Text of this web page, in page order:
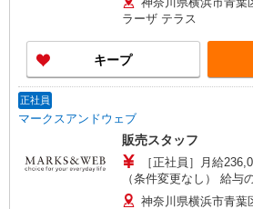
ラーザ テラス
キープ
正社員
マークスアンドウェブ
販売スタッフ
［正社員］月給
（条件変更なし） 給与
（1年以上勤務者）、
神奈川県横浜市青